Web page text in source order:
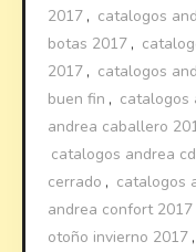
2017 , catalogos
botas 2017 ,
2017 , catalogos
buen fin , catalogos
andrea caballero
catalogos andrea
cerrado , catalogos
andrea confort 2017
otoño invierno 2017 ,